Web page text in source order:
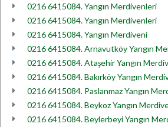
0216 6415084. Yangın Merdivenleri
0216 6415084. Yangın Merdivenleri
0216 6415084. Yangın Merdiveni
0216 6415084. Arnavutköy Yangın
0216 6415084. Ataşehir Yangın
0216 6415084. Bakırköy Yangın
0216 6415084. Paslanmaz Yangın
0216 6415084. Beykoz Yangın
0216 6415084. Beylerbeyi Yangın